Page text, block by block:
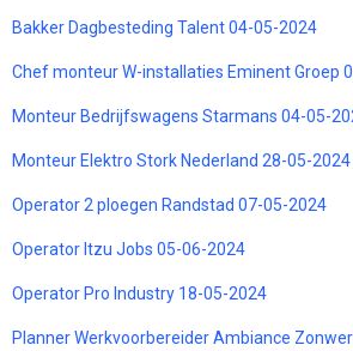
Bakker Dagbesteding Talent 04-05-2024
Chef monteur W-installaties Eminent Groep
Monteur Bedrijfswagens Starmans 04-05-
Monteur Elektro Stork Nederland 28-05-2024
Operator 2 ploegen Randstad 07-05-2024
Operator Itzu Jobs 05-06-2024
Operator Pro Industry 18-05-2024
Planner Werkvoorbereider Ambiance